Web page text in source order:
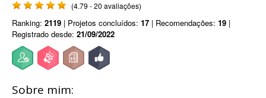
(4.79 - 20 avaliações)
Ranking: 2119 | Projetos concluídos: 17 | Recomendações: 19 |
Registrado desde: 21/09/2022
Sobre mim: